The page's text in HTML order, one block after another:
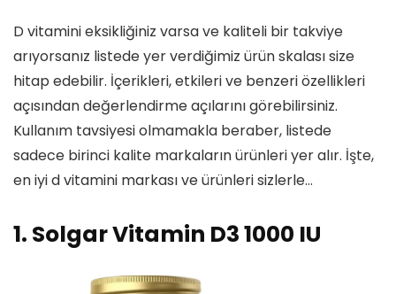
D vitamini eksikliğiniz varsa ve kaliteli bir takviye
arıyorsanız listede yer verdiğimiz ürün skalası size
hitap edebilir. İçerikleri, etkileri ve benzeri özellikleri
açısından değerlendirme açılarını görebilirsiniz.
Kullanım tavsiyesi olmamakla beraber, listede
sadece birinci kalite markaların ürünleri yer alır. İşte,
en iyi d vitamini markası ve ürünleri sizlerle…
1. Solgar Vitamin D3 1000 IU